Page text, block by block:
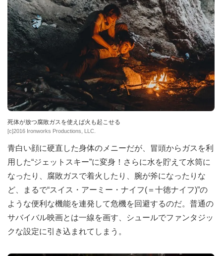
死体が放つ腐敗ガスを使えば火も起こせる
[c]2016 Ironworks Productions, LLC.
青白い顔に硬直した身体のメニーだが、冒頭からガスを利
用した“ジェットスキー”に変身！さらに水を貯えて水筒に
なったり、腐敗ガスで着火したり、腕が斧になったりな
ど、まるで“スイス・アーミー・ナイフ(＝十徳ナイフ)”の
ような便利な機能を連発して危機を回避するのだ。普通の
サバイバル映画とは一線を画す、シュールでファンタジッ
クな設定に引き込まれてしまう。